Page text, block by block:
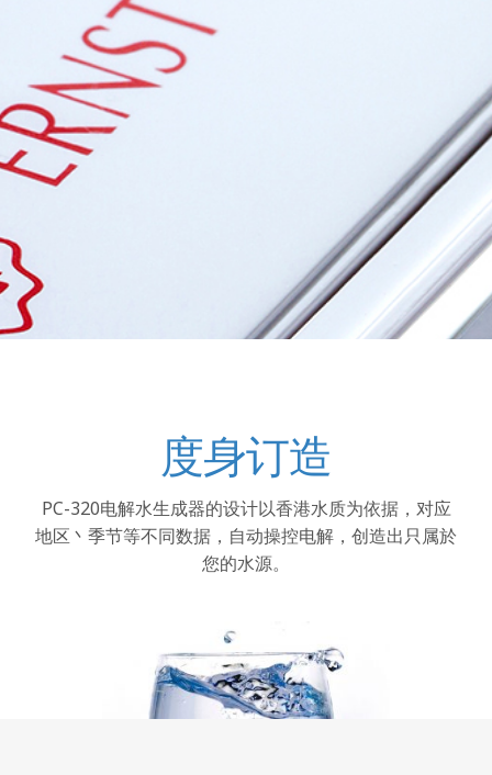
度身订造
PC-320电解水生成器的设计以香港水质为依据，对应
地区丶季节等不同数据，自动操控电解，创造出只属於
您的水源。